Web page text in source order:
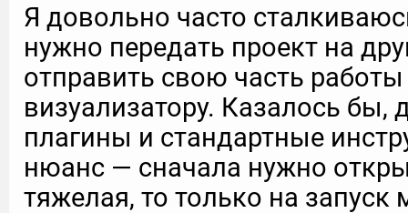
Я довольно часто
нужно передать проект на
отправить свою часть
визуализатору. Казалось бы,
плагины и стандартные
нюанс — сначала нужно
тяжелая, то только на